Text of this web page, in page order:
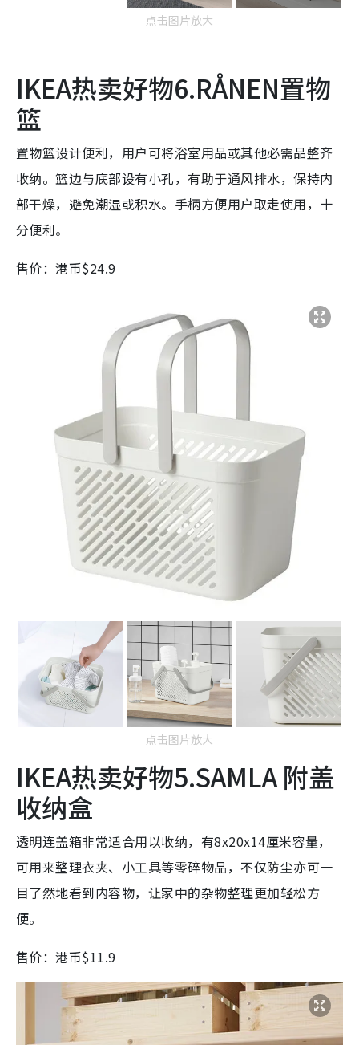
点击图片放大
IKEA热卖好物6.RÅNEN置物
篮
置物篮设计便利，用户可将浴室用品或其他必需品整齐
收纳。篮边与底部设有小孔，有助于通风排水，保持内
部干燥，避免潮湿或积水。手柄方便用户取走使用，十
分便利。
售价：港币$24.9
点击图片放大
IKEA热卖好物5.SAMLA 附盖
收纳盒
透明连盖箱非常适合用以收纳，有8x20x14厘米容量，
可用来整理衣夹、小工具等零碎物品，不仅防尘亦可一
目了然地看到内容物，让家中的杂物整理更加轻松方
便。
售价：港币$11.9